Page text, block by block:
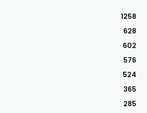
1258
628
602
576
524
365
285